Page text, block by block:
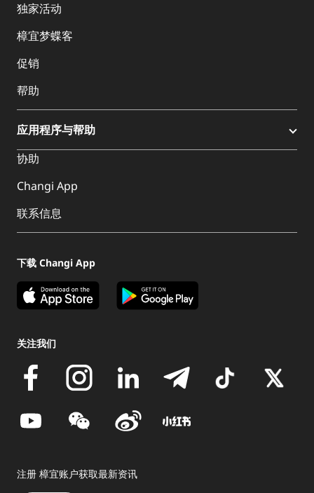
独家活动
樟宜梦蝶客
促销
帮助
应用程序与帮助
协助
Changi App
联系信息
下载 Changi App
关注我们
注册 樟宜账户获取最新资讯